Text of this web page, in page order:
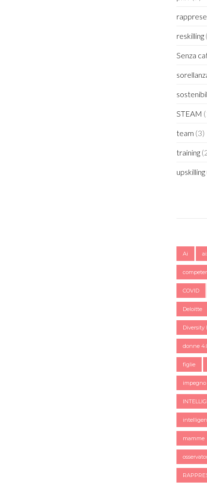
reskilling
Senza
STEAM
team (3)
training
upskilling
Ai
COVID
Deloitte
Diversity
donne
figlie
impegno
mamme